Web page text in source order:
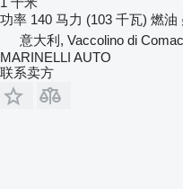
功率 140 马力 (103 千瓦) 燃油
意大利, Vaccolino di
MARINELLI AUTO
联系卖方